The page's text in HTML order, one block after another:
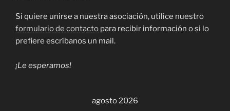
Si quiere unirse a nuestra asociación, utilice nuestro
formulario de contacto para recibir información o si lo
prefiere escríbanos un mail.
¡Le esperamos!
agosto 2026